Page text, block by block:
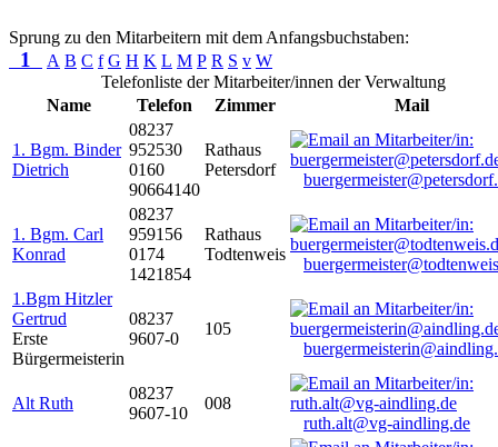
Sprung zu den Mitarbeitern mit dem Anfangsbuchstaben:
1 A B C f G H K L M P R S v W
Telefonliste der Mitarbeiter/innen der Verwaltung
Name
Telefon Zimmer Mail
1. Bgm. Binder
Dietrich
08237
952530
0160
90664140
Rathaus
Petersdorf
1. Bgm. Carl
Konrad
08237
959156
0174
1421854
Rathaus
Todtenweis
1.Bgm Hitzler
Gertrud
Erste
Bürgermeisterin
08237
9607-0
105
Alt Ruth
08237
9607-10
008
ruth.alt@vg-aindling.de